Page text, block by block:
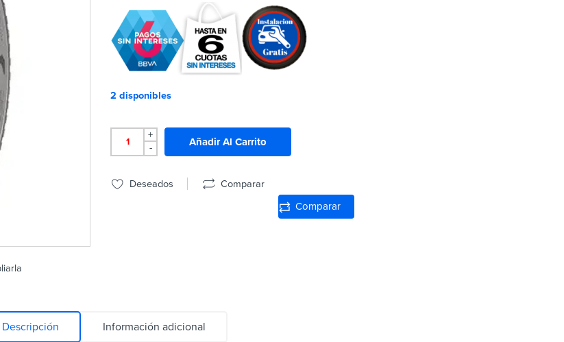
2 disponibles
+
-
Añadir Al Carrito
Deseados Comparar
Comparar
Descripción Información adicional